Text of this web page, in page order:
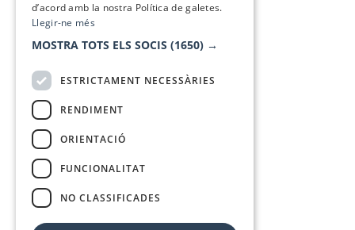
d’acord amb la nostra Política de galetes.
Llegir-ne més
MOSTRA TOTS ELS SOCIS (1650) →
ESTRICTAMENT NECESSÀRIES
RENDIMENT
ORIENTACIÓ
FUNCIONALITAT
NO CLASSIFICADES